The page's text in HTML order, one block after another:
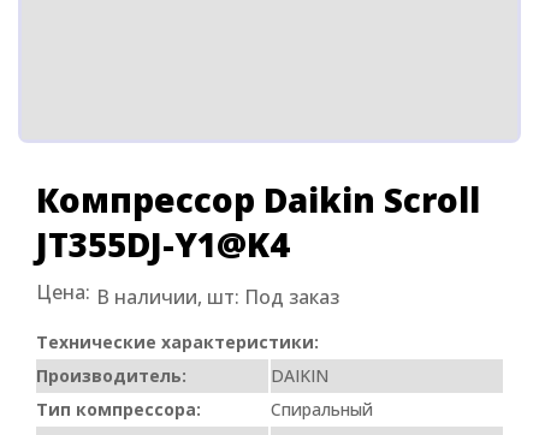
Компрессор Daikin Scroll
JT355DJ-Y1@K4
Цена: В наличии, шт: Под заказ
Технические характеристики:
Производитель:
DAIKIN
Тип компрессора:
Спиральный